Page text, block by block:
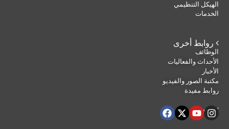
الهيكل التنظيمي
الخدمات
 روابط أخرى
الوظائف
الأحداث والفعاليات
الأخبار
مكتبة الصور والفيديو
روابط مفيدة
 تابعنا